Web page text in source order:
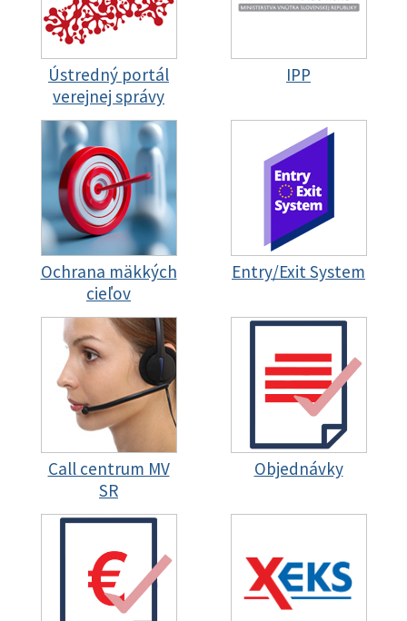
Ústredný portál
verejnej správy
IPP
Ochrana mäkkých
cieľov
Entry/Exit System
Call centrum MV
SR
Objednávky